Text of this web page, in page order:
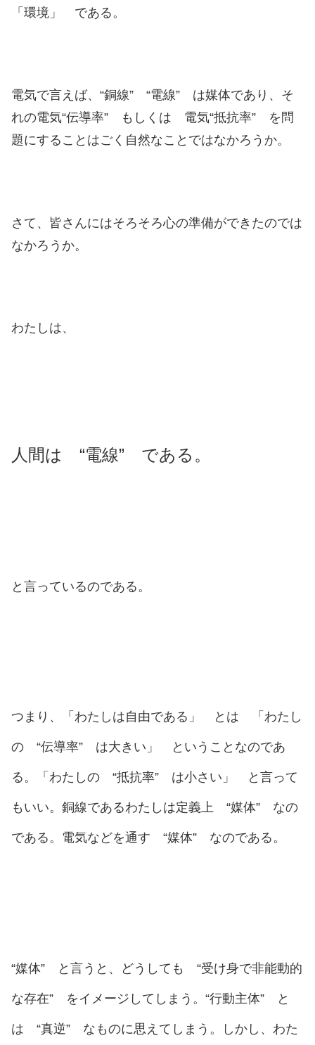
「環境」 である。
電気で言えば、“銅線” “電線” は媒体であり、そ
れの電気“伝導率” もしくは 電気“抵抗率” を問
題にすることはごく自然なことではなかろうか。
さて、皆さんにはそろそろ心の準備ができたのでは
なかろうか。
わたしは、
人間は “電線” である。
と言っているのである。
つまり、「わたしは自由である」 とは 「わたし
の “伝導率” は大きい」 ということなのであ
る。「わたしの “抵抗率” は小さい」 と言って
もいい。銅線であるわたしは定義上 “媒体” なの
である。電気などを通す “媒体” なのである。
“媒体” と言うと、どうしても “受け身で非能動的
な存在” をイメージしてしまう。“行動主体” と
は “真逆” なものに思えてしまう。しかし、わた